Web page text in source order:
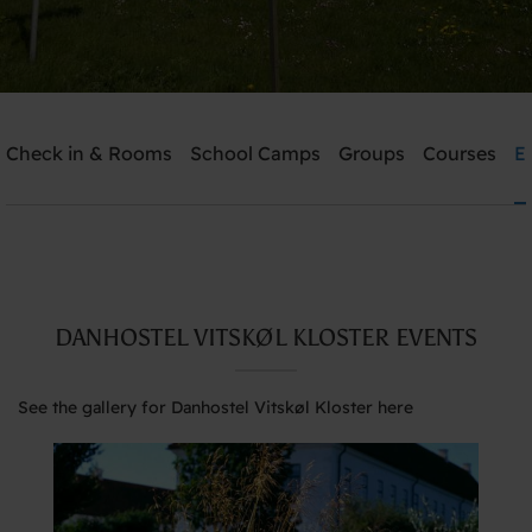
Need help? Ring:+45 5135 7765
Check in & Rooms School Camps Groups Courses
DANHOSTEL VITSKØL KLOSTER EVENTS
See the gallery for Danhostel Vitskøl Kloster here